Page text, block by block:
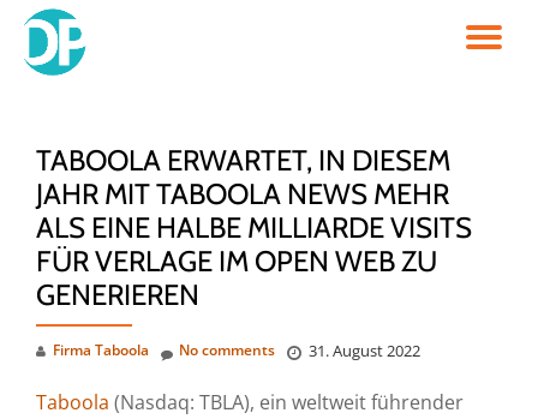
Skip
TABOOLA ERWARTET, IN DIESEM
JAHR MIT TABOOLA NEWS MEHR
ALS EINE HALBE MILLIARDE VISITS
FÜR VERLAGE IM OPEN WEB ZU
GENERIEREN
Firma Taboola 31. August 2022
No comments
Taboola (Nasdaq: TBLA), ein weltweit führender